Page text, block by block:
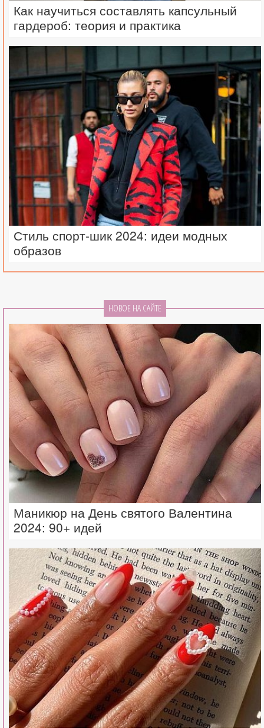
Как научиться составлять капсульный
гардероб: теория и практика
Стиль спорт-шик 2024: идеи модных
образов
НОВОЕ НА САЙТЕ
Маникюр на День святого Валентина
2024: 90+ идей